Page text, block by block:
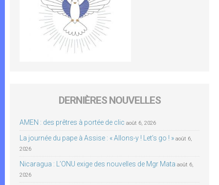
DERNIÈRES NOUVELLES
AMEN : des prêtres à portée de clic août 6, 2026
La journée du pape à Assise : « Allons-y ! Let’s go ! » août 6,
2026
Nicaragua : L’ONU exige des nouvelles de Mgr Mata août 6,
2026